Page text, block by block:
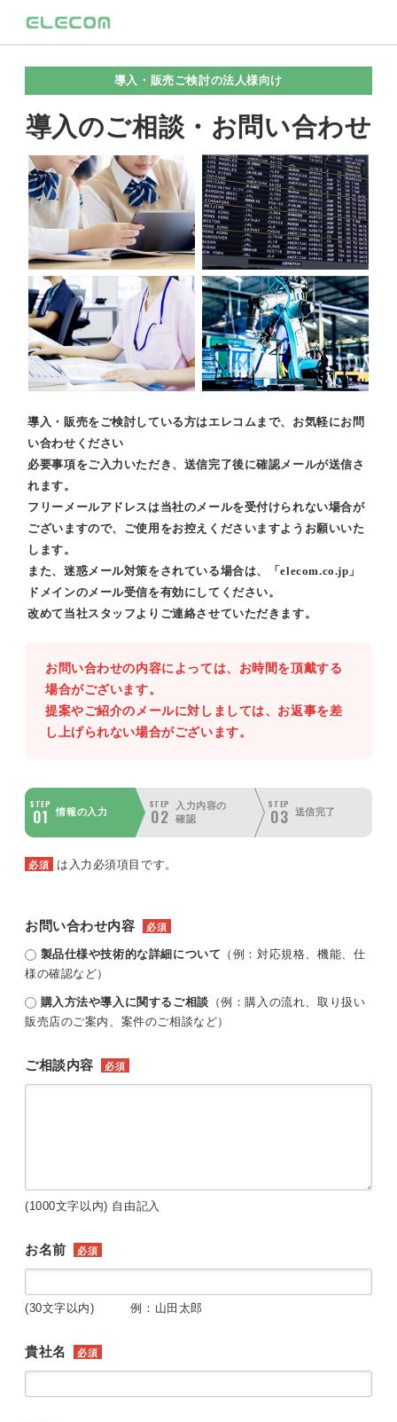
導入・販売ご検討の法人様向け
導入のご相談・お問い合わせ
導入・販売をご検討している方はエレコムまで、お気軽にお問
い合わせください
必要事項をご入力いただき、送信完了後に確認メールが送信さ
れます。
フリーメールアドレスは当社のメールを受付けられない場合が
ございますので、ご使用をお控えくださいますようお願いいた
します。
また、迷惑メール対策をされている場合は、「elecom.co.jp」
ドメインのメール受信を有効にしてください。
改めて当社スタッフよりご連絡させていただきます。
お問い合わせの内容によっては、お時間を頂戴する
場合がございます。
提案やご紹介のメールに対しましては、お返事を差
し上げられない場合がございます。
STEP
01 情報の入力
STEP
02
入力内容の
確認
STEP
03 送信完了
必須 は入力必須項目です。
お問い合わせ内容 必須
製品仕様や技術的な詳細について （例：対応規格、機能、仕
様の確認など）
購入方法や導入に関するご相談 （例：購入の流れ、取り扱い
販売店のご案内、案件のご相談など）
ご相談内容 必須
(1000文字以内) 自由記入
お名前 必須
(30文字以内) 例：山田太郎
貴社名 必須